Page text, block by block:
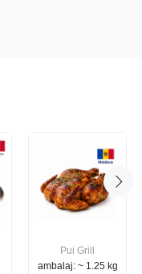
Pui Grill
ambalaj: ~ 1.25 kg